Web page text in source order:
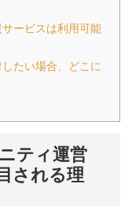
ービスは利用可能
たい場合、どこに
ティ運営
される理